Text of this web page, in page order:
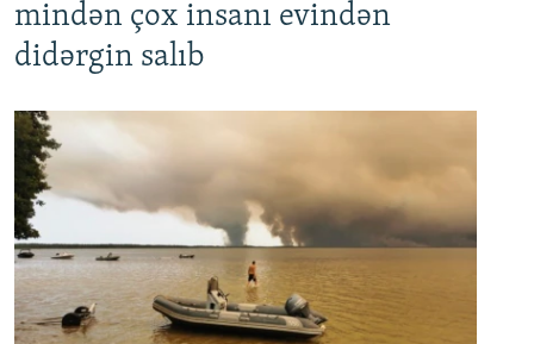
mindən çox insanı evindən
didərgin salıb